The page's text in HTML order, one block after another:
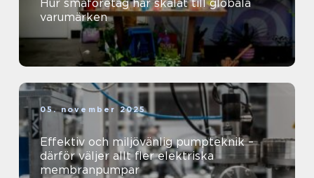
Hur småföretag har skalat till globala
varumärken
05. november 2025
Effektiv och miljövänlig pumpteknik –
därför väljer allt fler elektriska
membranpumpar